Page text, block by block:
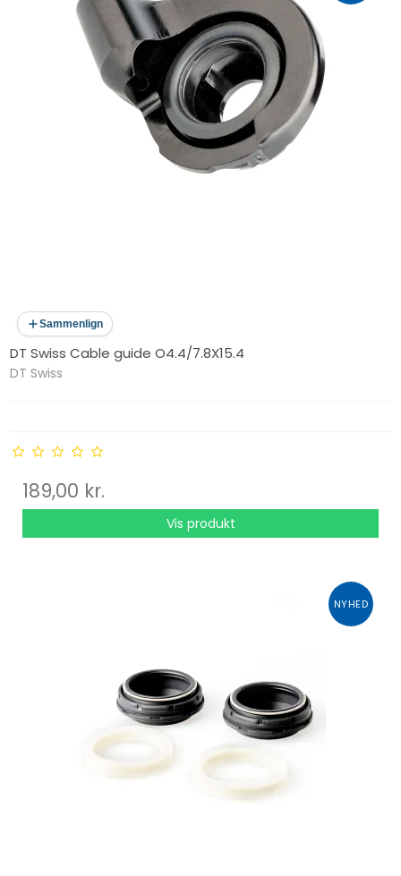
Sammenlign
DT Swiss Cable guide O4.4/7.8X15.4
DT Swiss
189,00 kr.
Vis produkt
NYHED